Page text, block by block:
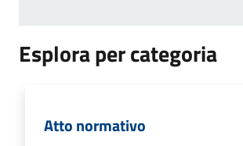
Esplora per categoria
Atto normativo